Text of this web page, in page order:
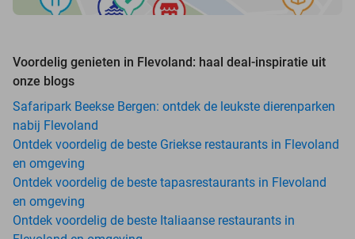
Voordelig genieten in Flevoland: haal deal-inspiratie uit
onze blogs
Safaripark Beekse Bergen: ontdek de leukste dierenparken
nabij Flevoland
Ontdek voordelig de beste Griekse restaurants in Flevoland
en omgeving
Ontdek voordelig de beste tapasrestaurants in Flevoland
en omgeving
Ontdek voordelig de beste Italiaanse restaurants in